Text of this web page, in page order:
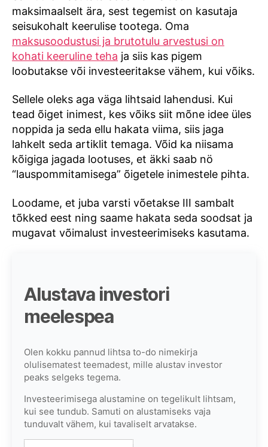
maksimaalselt ära, sest tegemist on kasutaja
seisukohalt keerulise tootega. Oma
maksusoodustusi ja brutotulu arvestusi on
kohati keeruline teha ja siis kas pigem
loobutakse või investeeritakse vähem, kui võiks.
Sellele oleks aga väga lihtsaid lahendusi. Kui
tead õiget inimest, kes võiks siit mõne idee üles
noppida ja seda ellu hakata viima, siis jaga
lahkelt seda artiklit temaga. Võid ka niisama
kõigiga jagada lootuses, et äkki saab nö
“lauspommitamisega” õigetele inimestele pihta.
Loodame, et juba varsti võetakse III sambalt
tõkked eest ning saame hakata seda soodsat ja
mugavat võimalust investeerimiseks kasutama.
Alustava investori
meelespea
Olen kokku pannud lihtsa to-do nimekirja
olulisematest teemadest, mille alustav investor
peaks selgeks tegema.
Investeerimisega alustamine on tegelikult lihtsam,
kui see tundub. Samuti on alustamiseks vaja
tunduvalt vähem, kui tavaliselt arvatakse.